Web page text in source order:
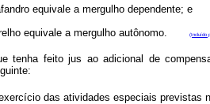
equivale a mergulho dependente; e
equivale a mergulho autônomo.
(Incluído
feito jus ao adicional de
das atividades especiais